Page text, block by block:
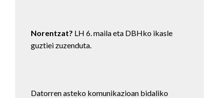
Norentzat? LH 6. maila eta DBHko ikasle
guztiei zuzenduta.
Datorren asteko komunikazioan bidaliko